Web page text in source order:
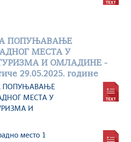
ПОПУЊАВАЊЕ
МЕСТА У
И ОМЛАДИНЕ -
29.05.2025. године
ПОПУЊАВАЊЕ
МЕСТА У
И
место 1